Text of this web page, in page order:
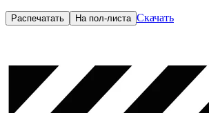
Распечатать На пол-листа Скачать